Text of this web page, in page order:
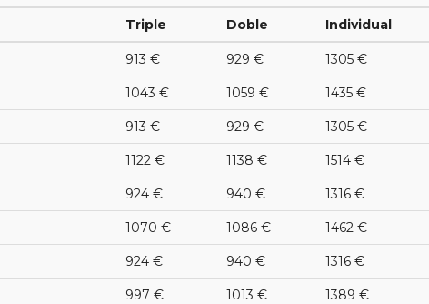
Triple Doble Individual
913 € 929 € 1305 €
1043 € 1059 € 1435 €
913 € 929 € 1305 €
1122 € 1138 € 1514 €
924 € 940 € 1316 €
1070 € 1086 € 1462 €
924 € 940 € 1316 €
997 € 1013 € 1389 €